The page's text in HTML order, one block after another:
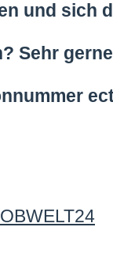
und sich
Sehr